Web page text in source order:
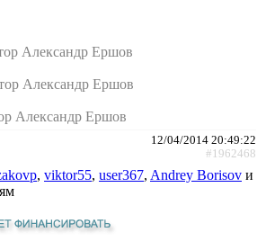
Александр Ершов
Александр Ершов
Александр Ершов
12/04/2014 20:49:22
#1962468
, viktor55, user367, Andrey Borisov и